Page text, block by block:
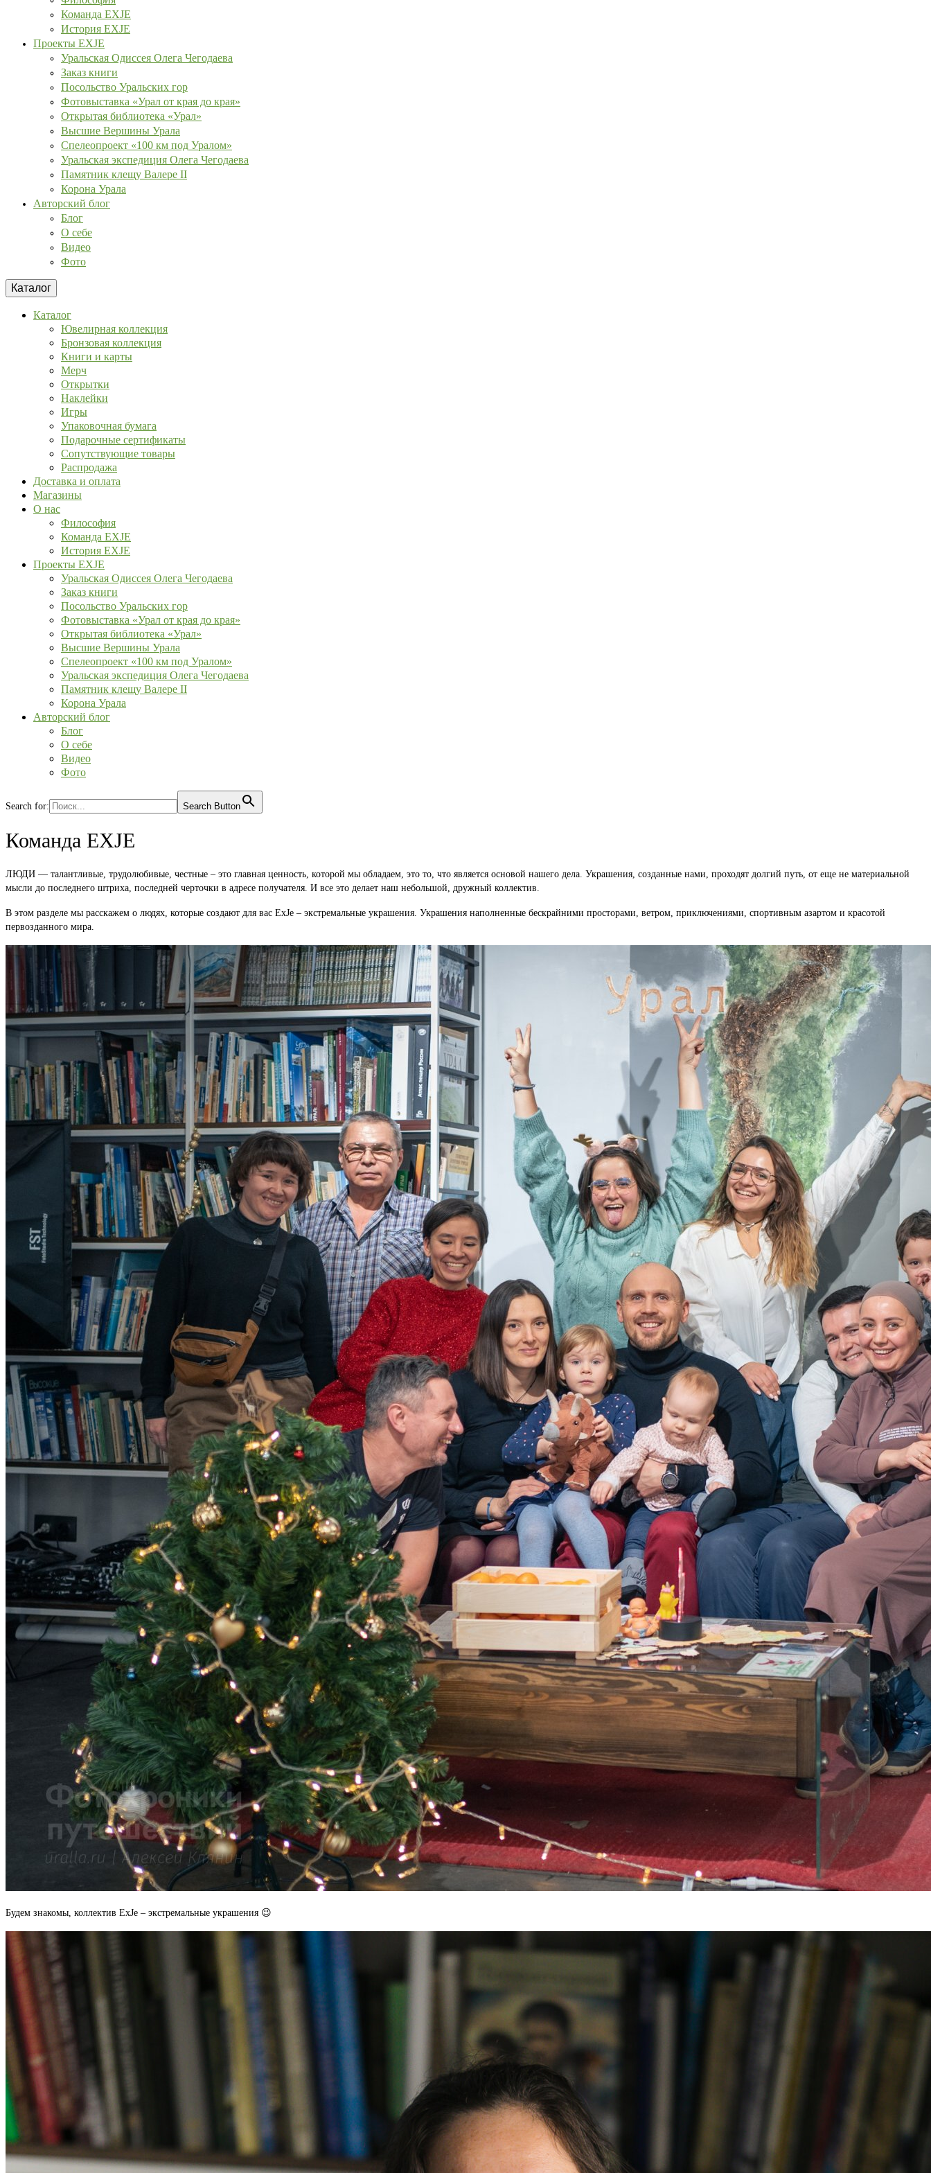
Команда EXJE
История EXJE
Проекты EXJE
Уральская Одиссея Олега Чегодаева
Заказ книги
Посольство Уральских гор
Фотовыставка «Урал от края до края»
Открытая библиотека «Урал»
Высшие Вершины Урала
Спелеопроект «100 км под Уралом»
Уральская экспедиция Олега Чегодаева
Памятник клещу Валере II
Корона Урала
Авторский блог
Блог
О себе
Видео
Фото
Каталог
Каталог
Ювелирная коллекция
Бронзовая коллекция
Книги и карты
Мерч
Открытки
Наклейки
Игры
Упаковочная бумага
Подарочные сертификаты
Сопутствующие товары
Распродажа
Доставка и оплата
Магазины
О нас
Философия
Команда EXJE
История EXJE
Проекты EXJE
Уральская Одиссея Олега Чегодаева
Заказ книги
Посольство Уральских гор
Фотовыставка «Урал от края до края»
Открытая библиотека «Урал»
Высшие Вершины Урала
Спелеопроект «100 км под Уралом»
Уральская экспедиция Олега Чегодаева
Памятник клещу Валере II
Корона Урала
Авторский блог
Блог
О себе
Видео
Фото
Search for: Search Button
Команда EXJE
ЛЮДИ — талантливые, трудолюбивые, честные – это главная ценность, которой мы обладаем, это то, что является основой нашего дела. Украшения, созданные нами, проходят долгий путь, от еще не материальной
мысли до последнего штриха, последней черточки в адресе получателя. И все это делает наш небольшой, дружный коллектив.
В этом разделе мы расскажем о людях, которые создают для вас ExJe – экстремальные украшения. Украшения наполненные бескрайними просторами, ветром, приключениями, спортивным азартом и красотой
первозданного мира.
Будем знакомы, коллектив ExJe – экстремальные украшения 😉